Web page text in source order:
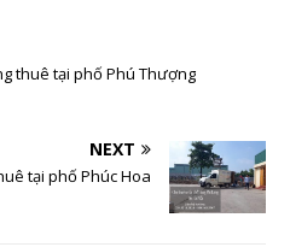
thuê tại phố Phú Thượng
NEXT
tại phố Phúc Hoa